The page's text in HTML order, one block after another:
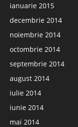
ianuarie 2015
decembrie 2014
noiembrie 2014
octombrie 2014
septembrie 2014
august 2014
iulie 2014
iunie 2014
mai 2014